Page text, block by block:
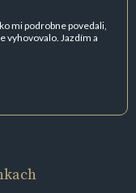
mi podrobne povedali,
vyhovovalo. Jazdím a